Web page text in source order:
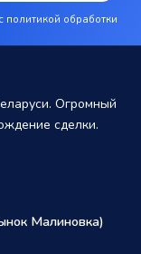
политикой обработки
Огромный
сделки.
Малиновка)